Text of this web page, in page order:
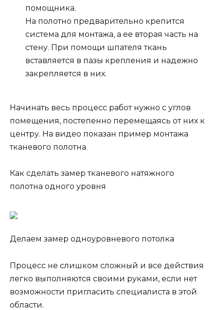
помощника.
На полотно предварительно крепится
система для монтажа, а ее вторая часть на
стену. При помощи шпателя ткань
вставляется в пазы крепления и надежно
закрепляется в них.
Начинать весь процесс работ нужно с углов
помещения, постепенно перемещаясь от них к
центру. На видео показан пример монтажа
тканевого полотна.
Как сделать замер тканевого натяжного
полотна одного уровня
Делаем замер одноуровневого потолка
Процесс не слишком сложный и все действия
легко выполняются своими руками, если нет
возможности пригласить специалиста в этой
области.